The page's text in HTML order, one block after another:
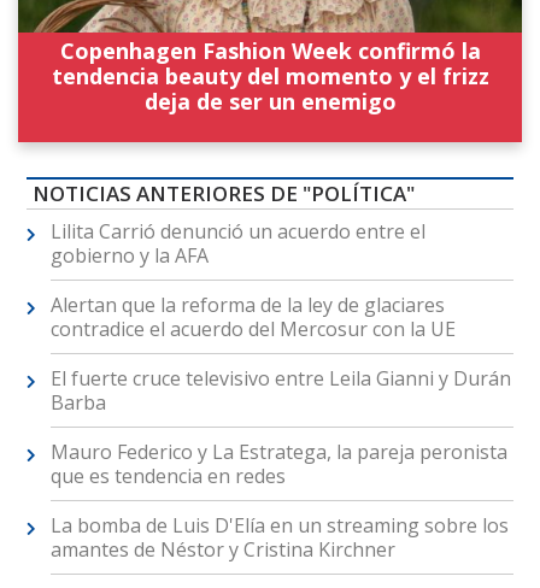
Copenhagen Fashion Week confirmó la
tendencia beauty del momento y el frizz
deja de ser un enemigo
NOTICIAS ANTERIORES DE "POLÍTICA"
Lilita Carrió denunció un acuerdo entre el
gobierno y la AFA
Alertan que la reforma de la ley de glaciares
contradice el acuerdo del Mercosur con la UE
El fuerte cruce televisivo entre Leila Gianni y Durán
Barba
Mauro Federico y La Estratega, la pareja peronista
que es tendencia en redes
La bomba de Luis D'Elía en un streaming sobre los
amantes de Néstor y Cristina Kirchner